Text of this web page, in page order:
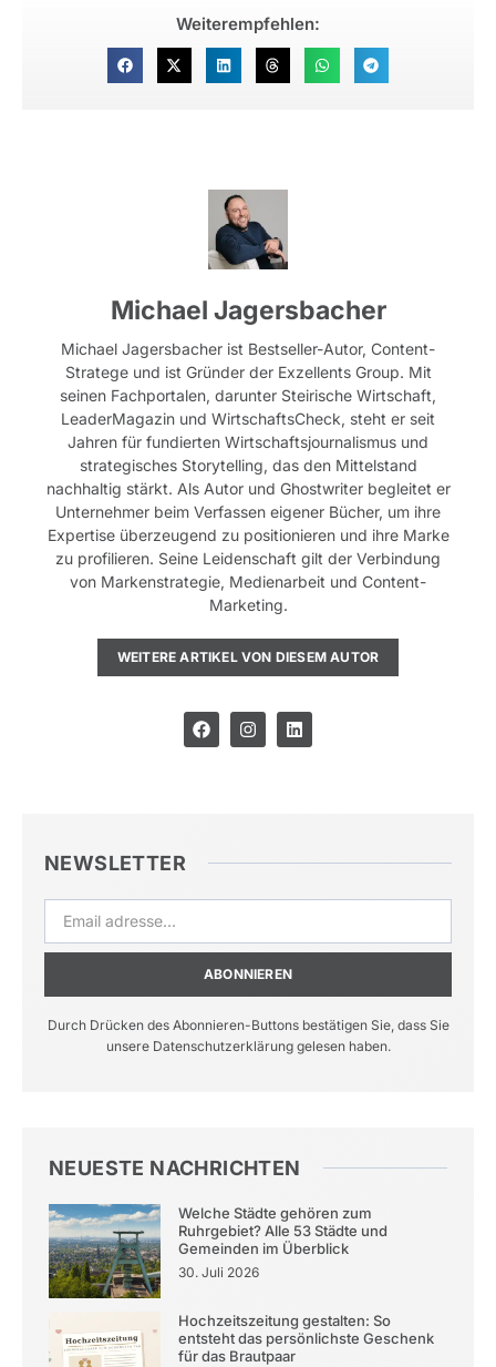
Weiterempfehlen:
Michael Jagersbacher
Michael Jagersbacher ist Bestseller-Autor, Content-
Stratege und ist Gründer der Exzellents Group. Mit
seinen Fachportalen, darunter Steirische Wirtschaft,
LeaderMagazin und WirtschaftsCheck, steht er seit
Jahren für fundierten Wirtschaftsjournalismus und
strategisches Storytelling, das den Mittelstand
nachhaltig stärkt. Als Autor und Ghostwriter begleitet er
Unternehmer beim Verfassen eigener Bücher, um ihre
Expertise überzeugend zu positionieren und ihre Marke
zu profilieren. Seine Leidenschaft gilt der Verbindung
von Markenstrategie, Medienarbeit und Content-
Marketing.
WEITERE ARTIKEL VON DIESEM AUTOR
NEWSLETTER
ABONNIEREN
Durch Drücken des Abonnieren-Buttons bestätigen Sie, dass Sie
unsere Datenschutzerklärung gelesen haben.
NEUESTE NACHRICHTEN
Welche Städte gehören zum
Ruhrgebiet? Alle 53 Städte und
Gemeinden im Überblick
30. Juli 2026
Hochzeitszeitung gestalten: So
entsteht das persönlichste Geschenk
für das Brautpaar